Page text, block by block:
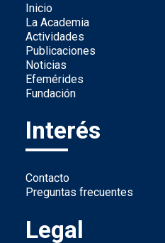
Inicio
La Academia
Actividades
Publicaciones
Noticias
Efemérides
Fundación
Interés
Contacto
Preguntas frecuentes
Legal